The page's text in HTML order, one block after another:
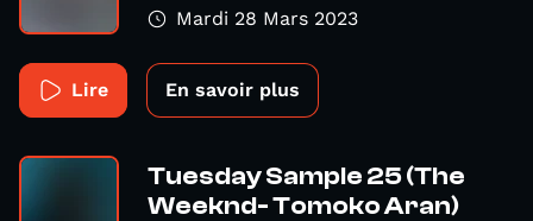
Mardi 28 Mars 2023
Lire En savoir plus
Tuesday Sample 25 (The
Weeknd- Tomoko Aran)